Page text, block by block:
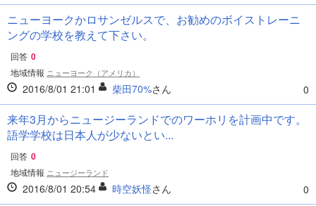
ニューヨークかロサンゼルスで、お勧めのボイストレーニ
ングの学校を教えて下さい。
回答 0
地域情報 ニューヨーク（アメリカ）
2016/8/01 21:01 柴田70%さん 0
来年3月からニュージーランドでのワーホリを計画中です。
語学学校は日本人が少ないとい...
回答 0
地域情報 ニュージーランド
2016/8/01 20:54 時空妖怪さん 0